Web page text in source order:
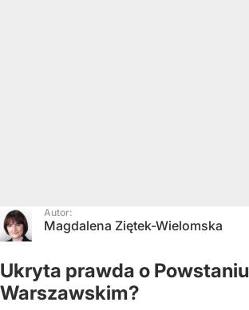
Autor:
Magdalena Ziętek-Wielomska
Ukryta prawda o Powstaniu
Warszawskim?